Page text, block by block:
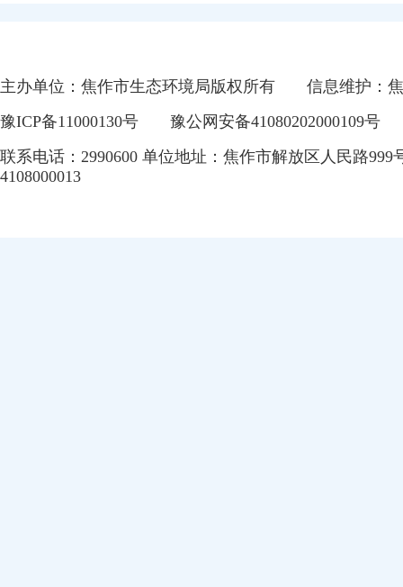
主办单位：焦作市生态环境局版权所有
信息维护：
豫ICP备11000130号
豫公网安备41080202000109号
联系电话：2990600 单位地址：焦作市解放区人民路999
4108000013